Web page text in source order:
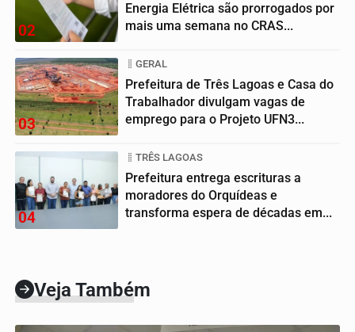
02
Energia Elétrica são prorrogados por
mais uma semana no CRAS...
03
GERAL
Prefeitura de Três Lagoas e Casa do
Trabalhador divulgam vagas de
emprego para o Projeto UFN3...
04
TRÊS LAGOAS
Prefeitura entrega escrituras a
moradores do Orquídeas e
transforma espera de décadas em...
Veja Também